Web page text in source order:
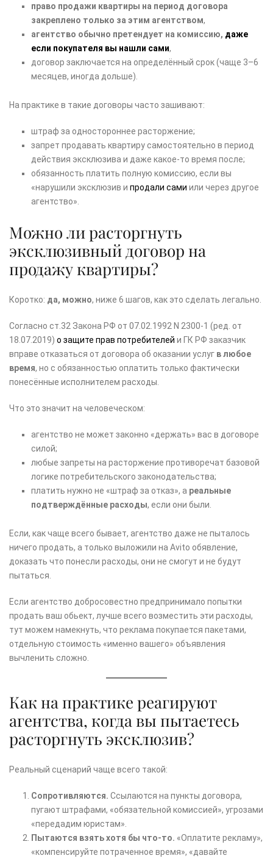
право продажи квартиры на период договора
закреплено только за этим агентством,
агентство обычно претендует на комиссию, даже
если покупателя вы нашли сами,
договор заключается на определённый срок (чаще 3–6
месяцев, иногда дольше).
На практике в такие договоры часто зашивают:
штраф за одностороннее расторжение;
запрет продавать квартиру самостоятельно в период
действия эксклюзива и даже какое-то время после;
обязанность платить полную комиссию, если вы
«нарушили эксклюзив и продали сами или через другое
агентство».
Можно ли расторгнуть
эксклюзивный договор на
продажу квартиры?
Коротко: да, можно, ниже 6 шагов, как это сделать легально.
Согласно ст.32 Закона РФ от 07.02.1992 N 2300-1 (ред. от
18.07.2019) о защите прав потребителей и ГК РФ заказчик
вправе отказаться от договора об оказании услуг в любое
время, но с обязанностью оплатить только фактически
понесённые исполнителем расходы.
Что это значит на человеческом:
агентство не может законно «держать» вас в договоре
силой;
любые запреты на расторжение противоречат базовой
логике потребительского законодательства;
платить нужно не «штраф за отказ», а реальные
подтверждённые расходы, если они были.
Если, как чаще всего бывает, агентство даже не пыталось
ничего продать, а только выложили на Avito обявление,
доказать что понесли расходы, они не смогут и не будут
пытаться.
Если агентство добросовестно предпринимало попытки
продать ваш обьект, лучше всего возместить эти расходы,
тут можем намекнуть, что реклама покупается пакетами,
отдельную стоимость «именно вашего» объявления
вычленить сложно.
Как на практике реагируют
агентства, когда вы пытаетесь
расторгнуть эксклюзив?
Реальный сценарий чаще всего такой:
Сопротивляются. Ссылаются на пункты договора,
пугают штрафами, «обязательной комиссией», угрозами
«передадим юристам».
Пытаются взять хотя бы что-то. «Оплатите рекламу»,
«компенсируйте потраченное время», «давайте